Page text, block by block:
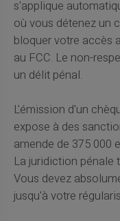
s'applique
où vous détenez un
bloquer votre accès
au FCC. Le non-
un délit pénal.
L'émission d'un
expose à des
amende de 375 000
La juridiction pénale
Vous devez
jusqu'à votre